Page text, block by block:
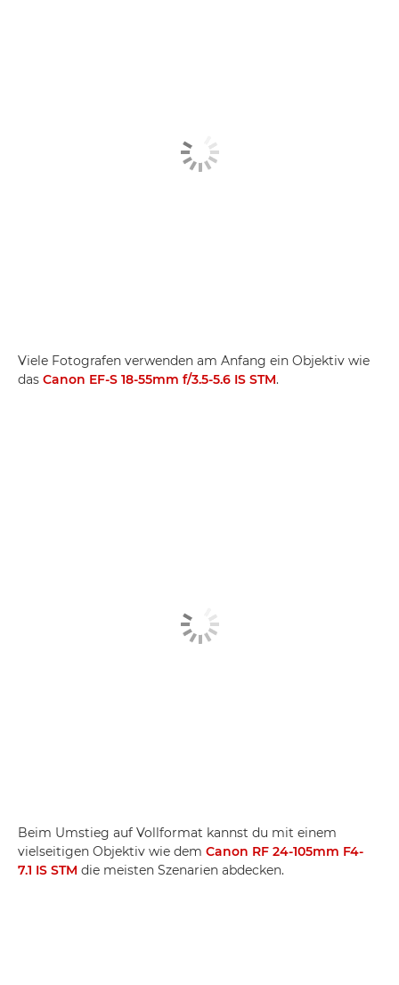
Viele Fotografen verwenden am Anfang ein Objektiv wie
das Canon EF-S 18-55mm f/3.5-5.6 IS STM.
Beim Umstieg auf Vollformat kannst du mit einem
vielseitigen Objektiv wie dem Canon RF 24-105mm F4-
7.1 IS STM die meisten Szenarien abdecken.